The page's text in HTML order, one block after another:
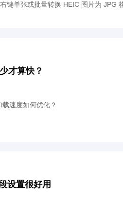
键单张或批量转换 HEIC 图片为 JPG
才算快？
速度如何优化？
设置很好用